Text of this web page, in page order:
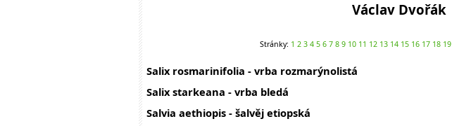
Václav Dvořák
Stránky: 1 2 3 4 5 6 7 8 9 10 11 12 13 14 15 16 17 18 19
Salix rosmarinifolia - vrba rozmarýnolistá
Salix starkeana - vrba bledá
Salvia aethiopis - šalvěj etiopská